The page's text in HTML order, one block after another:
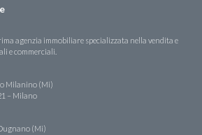
agenzia immobiliare specializzata nella vendita e
e commerciali.
Milanino (Mi)
– Milano
(Mi)